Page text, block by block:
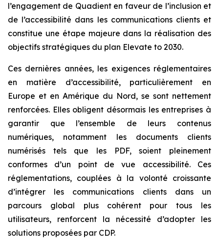
l’engagement de Quadient en faveur de l’inclusion et
de l’accessibilité dans les communications clients et
constitue une étape majeure dans la réalisation des
objectifs stratégiques du plan Elevate to 2030.
Ces dernières années, les exigences réglementaires
en matière d’accessibilité, particulièrement en
Europe et en Amérique du Nord, se sont nettement
renforcées. Elles obligent désormais les entreprises à
garantir que l’ensemble de leurs contenus
numériques, notamment les documents clients
numérisés tels que les PDF, soient pleinement
conformes d’un point de vue accessibilité. Ces
réglementations, couplées à la volonté croissante
d’intégrer les communications clients dans un
parcours global plus cohérent pour tous les
utilisateurs, renforcent la nécessité d’adopter les
solutions proposées par CDP.